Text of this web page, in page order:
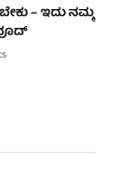
– ಇದು ನಮ್ಮ